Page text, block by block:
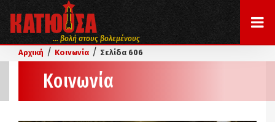
... βολή στους βολεμένους
Αρχική / Κοινωνία / Σελίδα 606
Κοινωνία